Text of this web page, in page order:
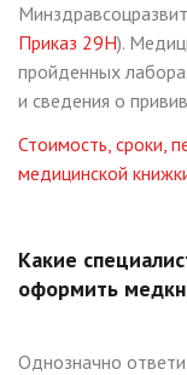
Приказ 29Н).
пройденных
и сведения о
Стоимость, сроки,
медицинской
Какие
оформить
Однозначно